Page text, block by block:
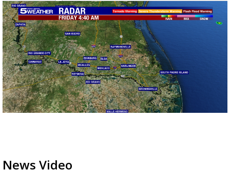
News Video